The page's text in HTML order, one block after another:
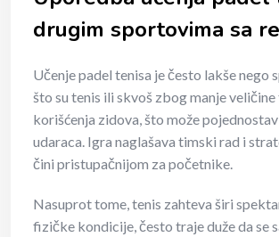
drugim sportovima sa
Učenje padel tenisa je često lakše nego
što su tenis ili skvoš zbog manje veličine
korišćenja zidova, što može
udaraca. Igra naglašava timski rad i
čini pristupačnijom za početnike.
Nasuprot tome, tenis zahteva širi
fizičke kondicije, često traje duže da se